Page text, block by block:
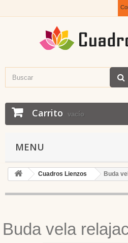
Carrito vacío
MENU
Cuadros Lienzos Buda
Buda vela